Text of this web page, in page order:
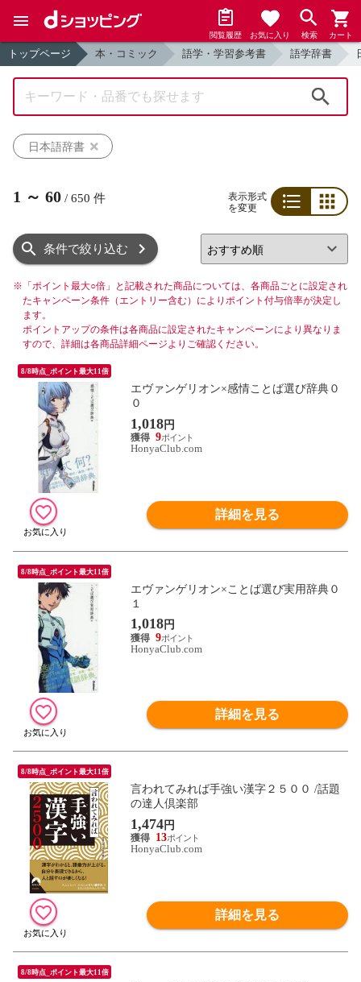
閲覧履歴 お気に入り 検索 カート
トップページ 本・コミック 語学・学習参考書 語学辞書
日本語辞書
1 ～ 60 / 650 件
表示形式
を変更
条件で絞り込む
※ 「ポイント最大○倍」と記載された商品については、各商品ごとに設定され
たキャンペーン条件（エントリー含む）によりポイント付与倍率が決定し
ます。
ポイントアップの条件は各商品に設定されたキャンペーンにより異なりま
すので、詳細は各商品詳細ページよりご確認ください。
8/8時点_ポイント最大11倍
エヴァンゲリオン×感情ことば選び辞典０
０
1,018円
9
HonyaClub.com
詳細を見る
8/8時点_ポイント最大11倍
エヴァンゲリオン×ことば選び実用辞典０
１
1,018円
9
HonyaClub.com
詳細を見る
8/8時点_ポイント最大11倍
言われてみれば手強い漢字２５００ /話題
の達人倶楽部
1,474円
13
HonyaClub.com
詳細を見る
8/8時点_ポイント最大11倍